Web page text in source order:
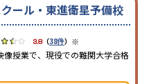
ール・東進衛星予備校
3.8（38件） ※
像授業で、現役での難関大学合格